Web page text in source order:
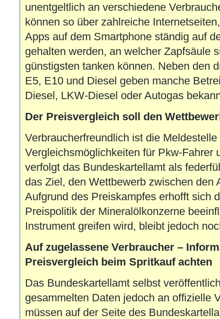
unentgeltlich an verschiedene
können so über zahlreiche
Apps auf dem Smartphone ständig auf
gehalten werden, an welcher Zapfsäule
günstigsten tanken können. Neben den
E5, E10 und Diesel geben manche
Diesel, LKW-Diesel oder Autogas
Der Preisvergleich soll den
Verbraucherfreundlich ist die
Vergleichsmöglichkeiten für Pkw-Fahrer
verfolgt das Bundeskartellamt als
das Ziel, den Wettbewerb zwischen den
Aufgrund des Preiskampfes erhofft sich
Preispolitik der Mineralölkonzerne
Instrument greifen wird, bleibt jedoch
Auf zugelassene Verbraucher –
Preisvergleich beim Spritkauf achten
Das Bundeskartellamt selbst
gesammelten Daten jedoch an offizielle
müssen auf der Seite des